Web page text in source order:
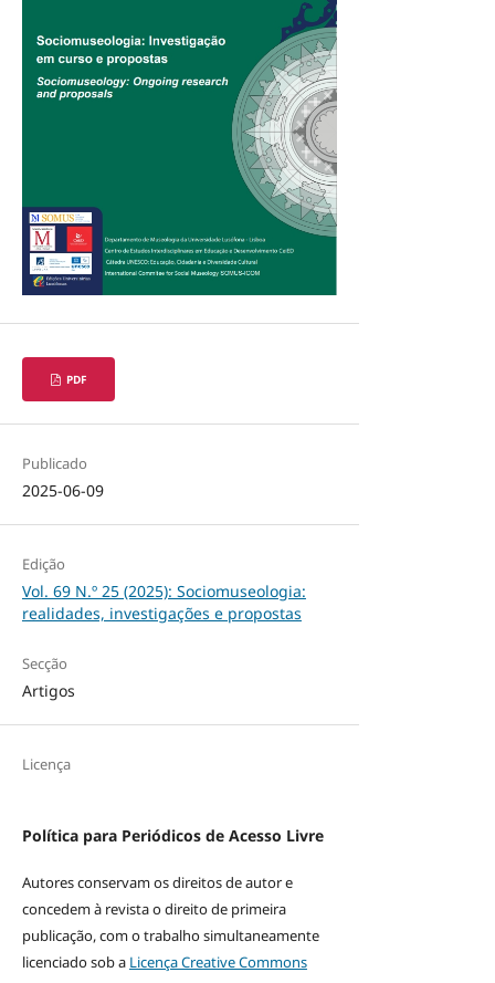
PDF
Publicado
2025-06-09
Edição
Vol. 69 N.º 25 (2025): Sociomuseologia:
realidades, investigações e propostas
Secção
Artigos
Licença
Política para Periódicos de Acesso Livre
Autores conservam os direitos de autor e
concedem à revista o direito de primeira
publicação, com o trabalho simultaneamente
licenciado sob a Licença Creative Commons